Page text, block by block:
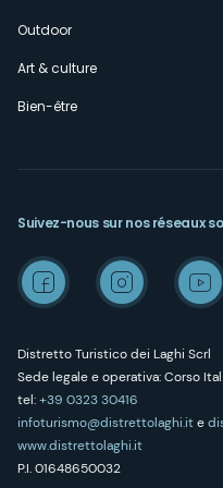
Outdoor
Art & culture
Bien-être
Distretto Turistico dei Laghi Scrl
Sede legale e operativa: Corso
tel:+39 0323 30416
infoturismo@distrettolaghi.ite
www.distrettolaghi.it
P.I. 01648650032
Suivez-nous sur nos réseaux